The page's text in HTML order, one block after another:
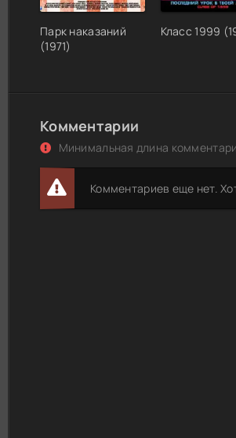
Парк наказаний
(1971)
Класс 1999
Комментарии
Минимальная длина
Комментариев еще нет.